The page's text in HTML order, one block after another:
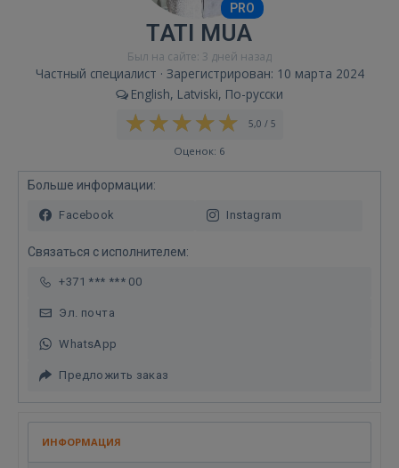
PRO
TATI MUA
Был на сайте: 3 дней назад
Частный специалист · Зарегистрирован: 10 марта 2024
English, Latviski, По-русски
5,0 / 5
Оценок: 6
Больше информации:
Facebook Instagram
Связаться с исполнителем:
+371 *** *** 00
Эл. почта
WhatsApp
Предложить заказ
ИНФОРМАЦИЯ